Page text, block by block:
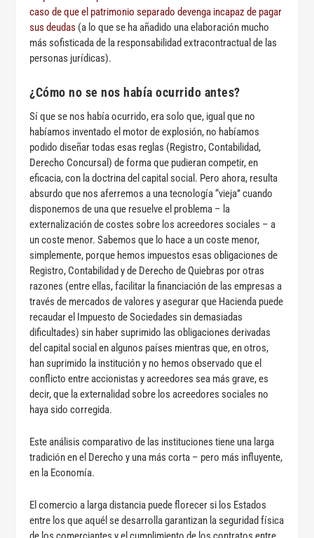
caso de que el patrimonio separado devenga incapaz de pagar
sus deudas (a lo que se ha añadido una elaboración mucho
más sofisticada de la responsabilidad extracontractual de las
personas jurídicas).
¿Cómo no se nos había ocurrido antes?
Sí que se nos había ocurrido, era solo que, igual que no
habíamos inventado el motor de explosión, no habíamos
podido diseñar todas esas reglas (Registro, Contabilidad,
Derecho Concursal) de forma que pudieran competir, en
eficacia, con la doctrina del capital social. Pero ahora, resulta
absurdo que nos aferremos a una tecnología “vieja” cuando
disponemos de una que resuelve el problema – la
externalización de costes sobre los acreedores sociales – a
un coste menor. Sabemos que lo hace a un coste menor,
simplemente, porque hemos impuestos esas obligaciones de
Registro, Contabilidad y de Derecho de Quiebras por otras
razones (entre ellas, facilitar la financiación de las empresas a
través de mercados de valores y asegurar que Hacienda puede
recaudar el Impuesto de Sociedades sin demasiadas
dificultades) sin haber suprimido las obligaciones derivadas
del capital social en algunos países mientras que, en otros,
han suprimido la institución y no hemos observado que el
conflicto entre accionistas y acreedores sea más grave, es
decir, que la externalidad sobre los acreedores sociales no
haya sido corregida.
Este análisis comparativo de las instituciones tiene una larga
tradición en el Derecho y una más corta – pero más influyente,
en la Economía.
El comercio a larga distancia puede florecer si los Estados
entre los que aquél se desarrolla garantizan la seguridad física